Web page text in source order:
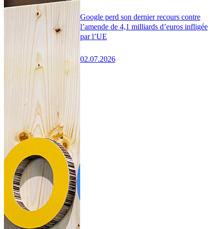
Google perd son dernier recours contre
l’amende de 4,1 milliards d’euros infligée
par l’UE
02.07.2026